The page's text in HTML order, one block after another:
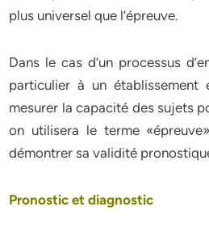
plus universel que l’épreuve.
Dans le cas d’un processus
particulier à un établissement
mesurer la capacité des sujets
on utilisera le terme
démontrer sa validité
Pronostic et diagnostic